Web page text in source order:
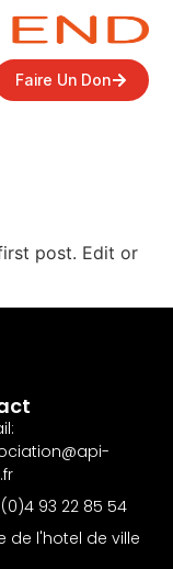
Faire Un Don
post. Edit or
93 22 85 54
de l'hotel de ville